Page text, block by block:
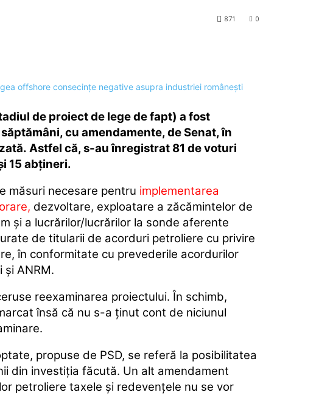
0
871
de proiect de lege de fapt) a fost
cu amendamente, de Senat, în
Astfel că, s-au înregistrat 81 de voturi
15 abţineri.
măsuri necesare pentru implementarea
dezvoltare, exploatare a zăcămintelor de
şi a lucrărilor/lucrărilor la sonde aferente
de titularii de acorduri petroliere cu privire
în conformitate cu prevederile acordurilor
ANRM.
reexaminarea proiectului. În schimb,
însă că nu s-a ţinut cont de niciunul
propuse de PSD, se referă la posibilitatea
din investiţia făcută. Un alt amendament
petroliere taxele şi redevenţele nu se vor